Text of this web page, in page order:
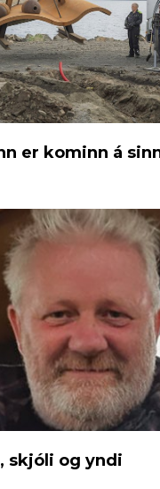
er kominn á
skjóli og yndi